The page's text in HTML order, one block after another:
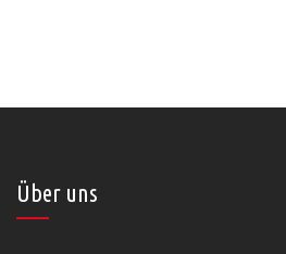
Über uns